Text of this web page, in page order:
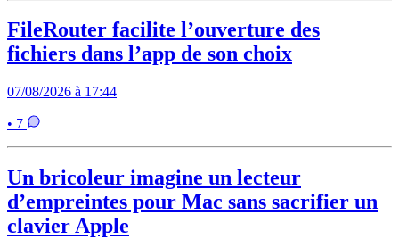
FileRouter facilite l’ouverture des
fichiers dans l’app de son choix
07/08/2026 à 17:44
• 7
Un bricoleur imagine un lecteur
d’empreintes pour Mac sans sacrifier un
clavier Apple